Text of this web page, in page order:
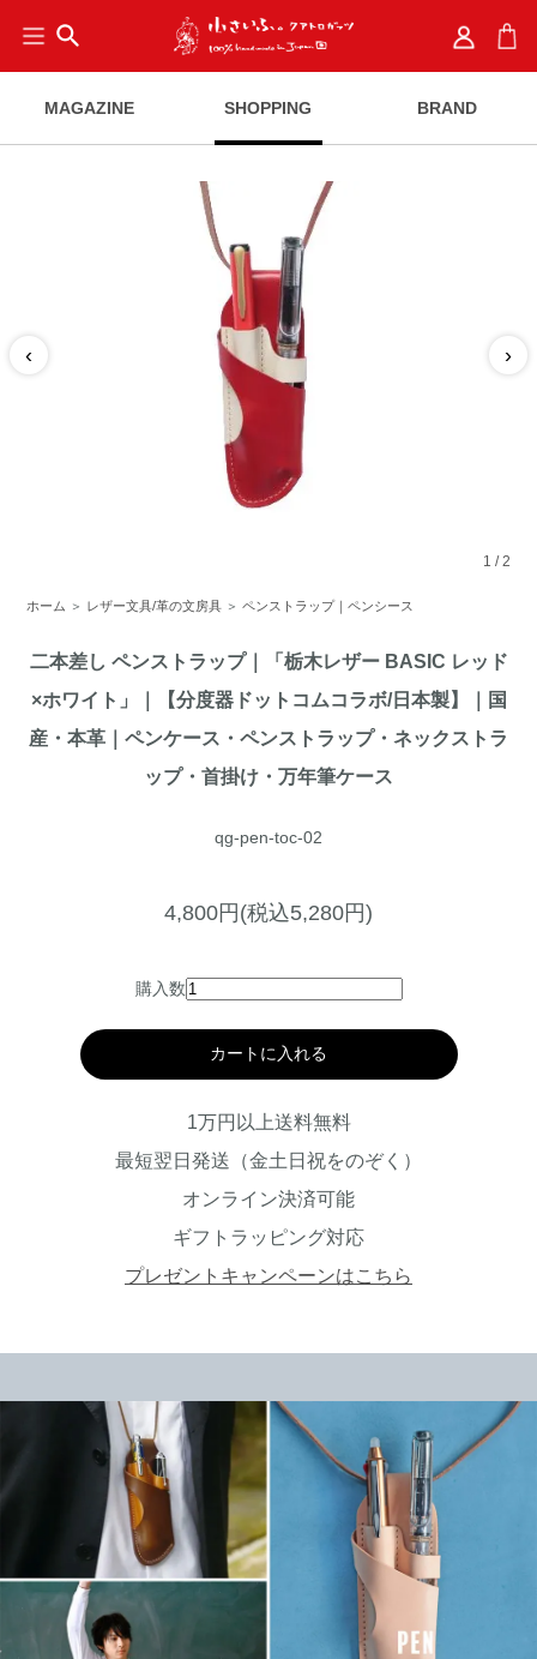
search
MAGAZINE SHOPPING BRAND
‹ ›
1 /2
ホーム ＞ レザー文具/革の文房具 ＞ペンストラップ｜ペンシース
二本差し ペンストラップ｜「栃木レザー BASIC レッド
×ホワイト」｜【分度器ドットコムコラボ/日本製】｜国
産・本革｜ペンケース・ペンストラップ・ネックストラ
ップ・首掛け・万年筆ケース
qg-pen-toc-02
4,800円(税込5,280円)
購入数
カートに入れる
1万円以上送料無料
最短翌日発送（金土日祝をのぞく）
オンライン決済可能
ギフトラッピング対応
プレゼントキャンペーンはこちら